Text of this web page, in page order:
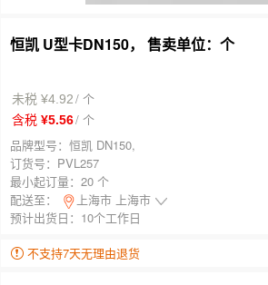
恒凯 U型卡DN150， 售卖单位：个
未税 ¥4.92/ 个
含税 ¥5.56/ 个
品牌型号： 恒凯 DN150,
订货号： PVL257
最小起订量： 20 个
配送至：
上海市 上海市
预计出货日：10个工作日
不支持7天无理由退货